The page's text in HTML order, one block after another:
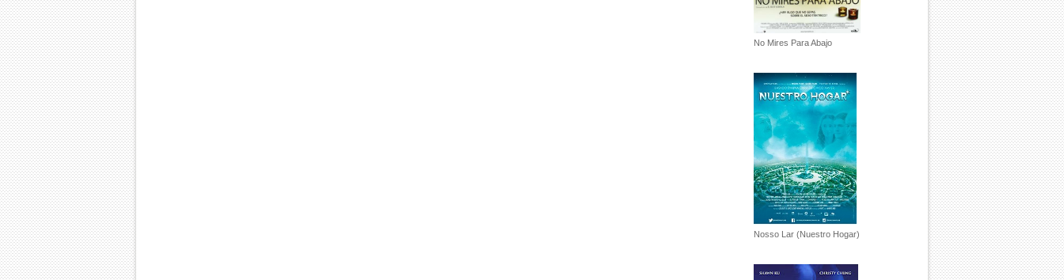
No Mires Para Abajo
Nosso Lar (Nuestro Hogar)